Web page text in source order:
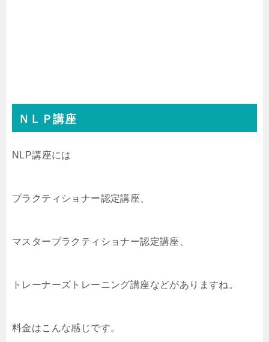
ＮＬＰ講座
NLP講座には
プラクティショナー認定講座、
マスタープラクティショナー認定講座、
トレーナーズトレーニング講座などがありますね。
料金はこんな感じです。